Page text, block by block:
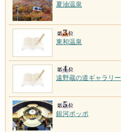
夏油温泉
東和温泉
遠野蔵の道ギャラリー
銀河ポッポ